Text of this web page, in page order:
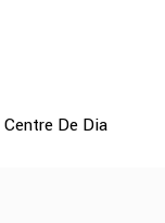
Centre De Dia